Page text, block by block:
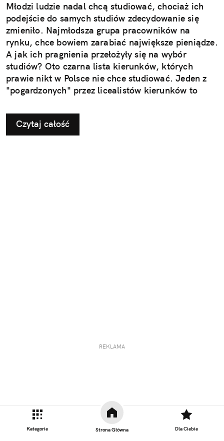
Kategorie Strona Główna Dla Ciebie
Młodzi ludzie nadal chcą studiować, chociaż ich
podejście do samych studiów zdecydowanie się
zmieniło. Najmłodsza grupa pracowników na
rynku, chce bowiem zarabiać największe pieniądze.
A jak ich pragnienia przełożyły się na wybór
studiów? Oto czarna lista kierunków, których
prawie nikt w Polsce nie chce studiować. Jeden z
"pogardzonych" przez licealistów kierunków to
oznacza, że zabraknie nauczycieli dla
najmłodszych?
Czytaj całość
REKLAMA